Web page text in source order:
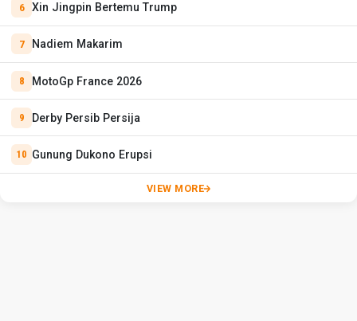
Xin Jingpin Bertemu Trump
Nadiem Makarim
MotoGp France 2026
Derby Persib Persija
Gunung Dukono Erupsi
VIEW MORE